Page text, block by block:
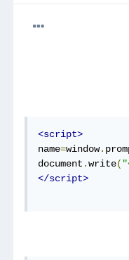
<script>
name=window.
document .write(
</script>